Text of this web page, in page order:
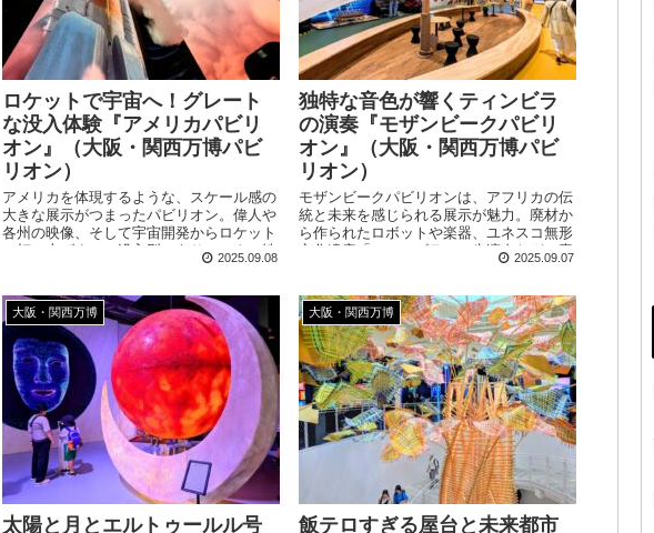
ロケットで宇宙へ！グレート
な没入体験『アメリカパビリ
オン』（大阪・関西万博パビ
リオン）
アメリカを体現するような、スケール感の
大きな展示がつまったパビリオン。偉人や
各州の映像、そして宇宙開発からロケット
の打ち上げまで、没入型でありエンタメ性
も高く満足度の高いパビリオンです！
2025.09.08
独特な音色が響くティンビラ
の演奏『モザンビークパビリ
オン』（大阪・関西万博パビ
リオン）
モザンビークパビリオンは、アフリカの伝
統と未来を感じられる展示が魅力。廃材か
ら作られたロボットや楽器、ユネスコ無形
文化遺産「ティンビラ」の生演奏など、素
朴さと創造性が光ります。空いていること
2025.09.07
大阪・関西万博
太陽と月とエルトゥールル号
大阪・関西万博
飯テロすぎる屋台と未来都市